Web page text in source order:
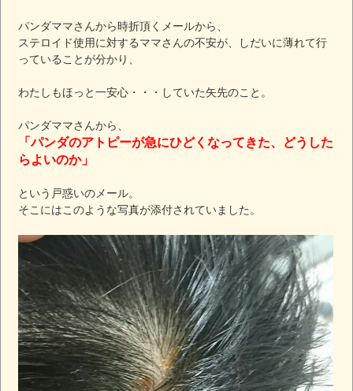
パンダママさんから時折頂くメールから、
ステロイド使用に対するママさんの不安が、しだいに薄れて行
っていることが分かり、
わたしもほっと一安心・・・していた矢先のこと。
パンダママさんから、
「パンダのアトピーが急にひどくなってきた、どうした
らよいのか」
という戸惑いのメール。
そこにはこのような写真が添付されていました。